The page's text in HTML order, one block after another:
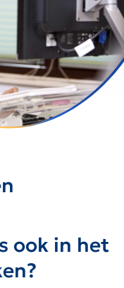
ook in het